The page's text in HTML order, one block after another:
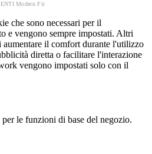
Modern Fit
che sono necessari per il
e vengono sempre impostati. Altri
il comfort durante l'utilizzo
diretta o facilitare l'interazione
vengono impostati solo con il
le funzioni di base del negozio.